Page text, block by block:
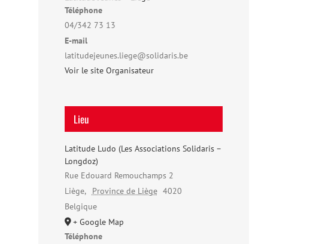
Téléphone
04/342 73 13
E-mail
latitudejeunes.liege@solidaris.be
Voir le site Organisateur
Lieu
Latitude Ludo (Les Associations Solidaris –
Longdoz)
Rue Edouard Remouchamps 2
Liège, Province de Liège 4020
Belgique
+ Google Map
Téléphone